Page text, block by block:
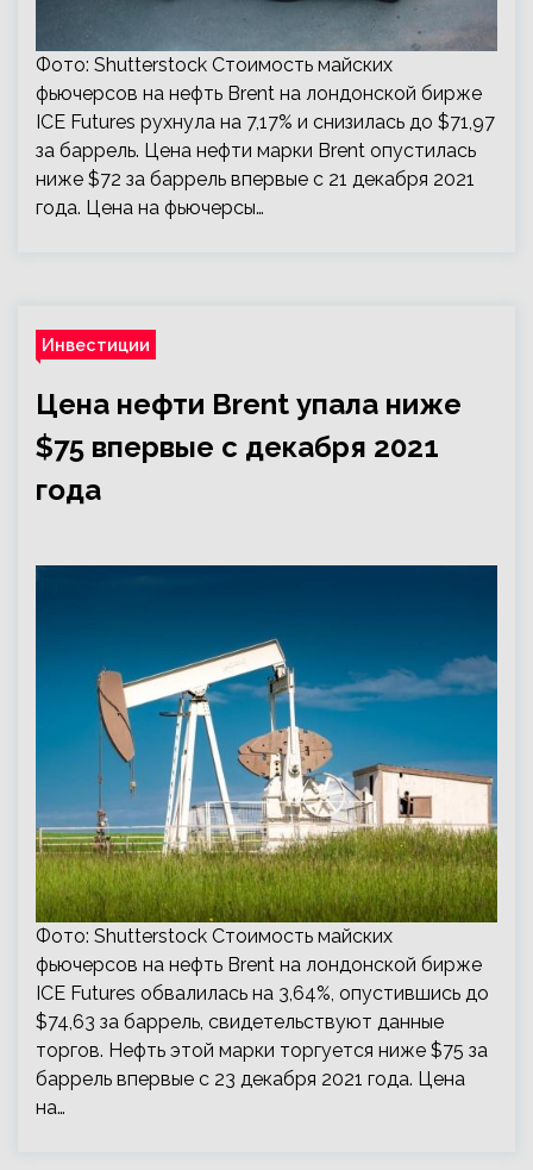
Фото: Shutterstock Стоимость майских
фьючерсов на нефть Brent на лондонской бирже
ICE Futures рухнула на 7,17% и снизилась до $71,97
за баррель. Цена нефти марки Brent опустилась
ниже $72 за баррель впервые с 21 декабря 2021
года. Цена на фьючерсы…
Инвестиции
Цена нефти Brent упала ниже
$75 впервые с декабря 2021
года
Фото: Shutterstock Стоимость майских
фьючерсов на нефть Brent на лондонской бирже
ICE Futures обвалилась на 3,64%, опустившись до
$74,63 за баррель, свидетельствуют данные
торгов. Нефть этой марки торгуется ниже $75 за
баррель впервые с 23 декабря 2021 года. Цена
на…